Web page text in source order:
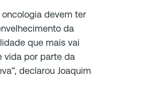
devem ter
da
que mais vai
vida por parte da
declarou Joaquim